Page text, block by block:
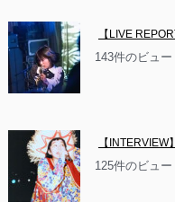
【LIVE
143件のビュー
【
125件のビュー